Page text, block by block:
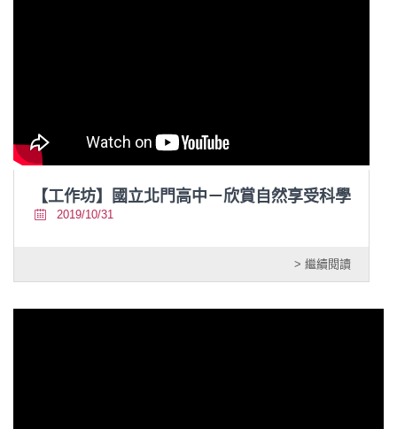
【工作坊】國立北門高中－欣賞自然享受科學
2019/10/31
> 繼續閱讀